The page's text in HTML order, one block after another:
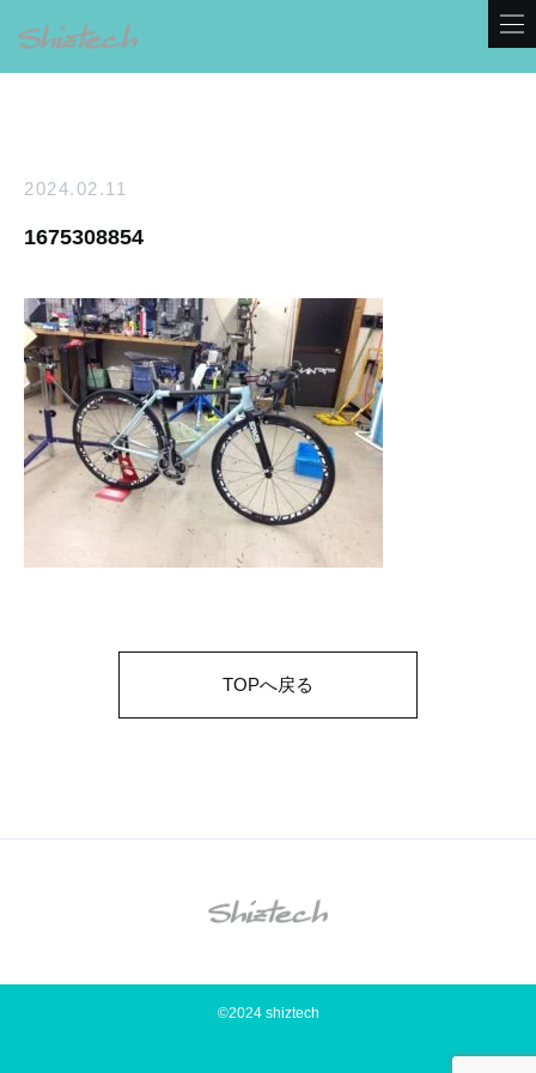
2024.02.11
1675308854
TOPへ戻る
©2024 shiztech